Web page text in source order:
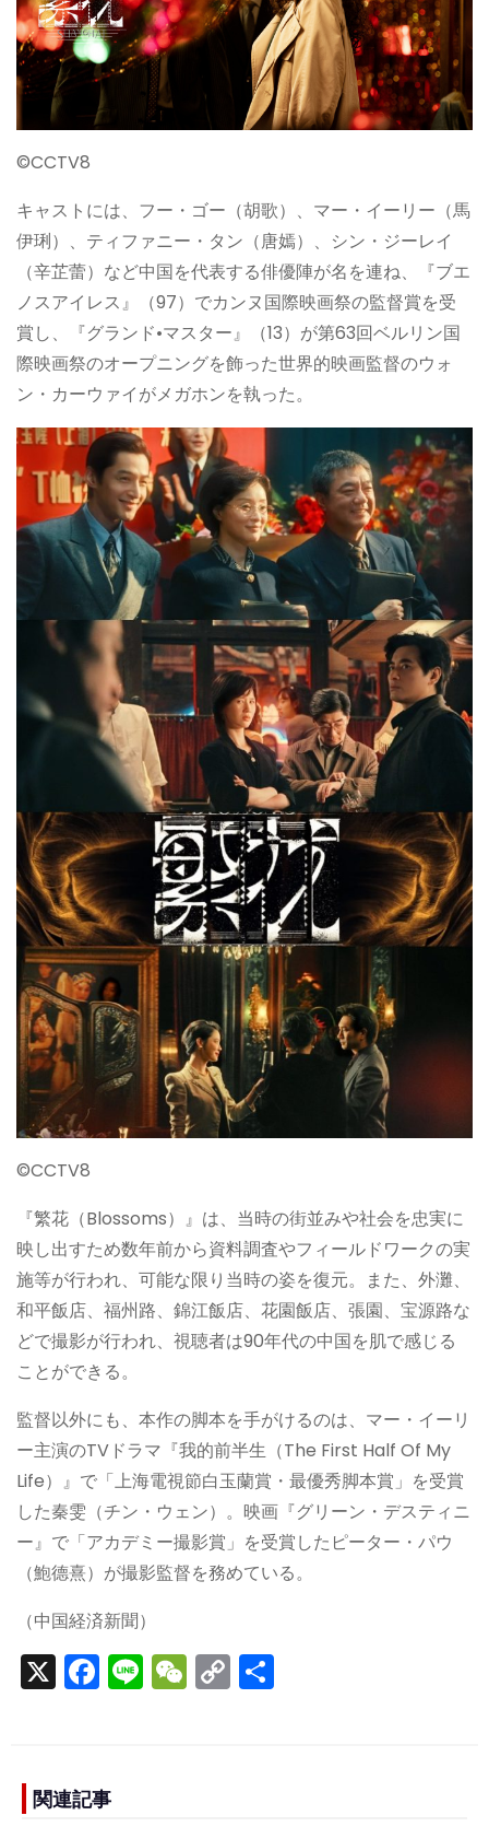
©︎CCTV8
キャストには、フー・ゴー（胡歌）、マー・イーリー（馬
伊琍）、ティファニー・タン（唐嫣）、シン・ジーレイ
（辛芷蕾）など中国を代表する俳優陣が名を連ね、『ブエ
ノスアイレス』（97）でカンヌ国際映画祭の監督賞を受
賞し、『グランド•マスター』（13）が第63回ベルリン国
際映画祭のオープニングを飾った世界的映画監督のウォ
ン・カーウァイがメガホンを執った。
©︎CCTV8
『繁花（Blossoms）』は、当時の街並みや社会を忠実に
映し出すため数年前から資料調査やフィールドワークの実
施等が行われ、可能な限り当時の姿を復元。また、外灘、
和平飯店、福州路、錦江飯店、花園飯店、張園、宝源路な
どで撮影が行われ、視聴者は90年代の中国を肌で感じる
ことができる。
監督以外にも、本作の脚本を手がけるのは、マー・イーリ
ー主演のTVドラマ『我的前半生（The First Half Of My
Life）』で「上海電視節白玉蘭賞・最優秀脚本賞」を受賞
した秦雯（チン・ウェン）。映画『グリーン・デスティニ
ー』で「アカデミー撮影賞」を受賞したピーター・パウ
（鮑德熹）が撮影監督を務めている。
（中国経済新聞）
X F
a
e
b
Li
n
W
e
C
o
関連記事